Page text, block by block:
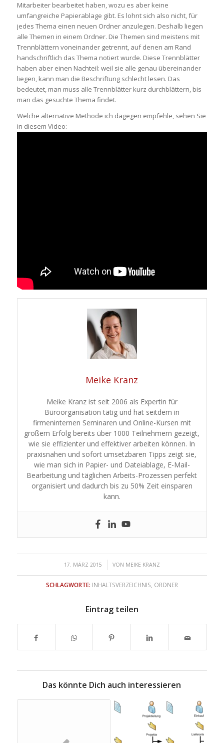
Mitarbeiter bearbeitet haben, wozu es aber keine
umfangreiche Papierablage gibt. Es lohnt sich also nicht, für
jedes Thema einen neuen Ordner anzulegen. Deshalb liegen
alle Themen in einem Ordner. Die Themen sind meistens mit
Trennblättern voneinander getrennt, auf denen am Rand
handschriftlich das Thema notiert wurde. Diese Trennblätter
haben aber einen Nachteil: weil sie alle genau übereinander
liegen, kann man die Beschriftung schlecht lesen. Das
bedeutet, man muss alle Trennblätter kurz durchblättern, bis
man das gesuchte Thema findet.
Welche alternative Methode ich dagegen empfehle, sehen Sie
in diesem Video:
Meike Kranz
Meike Kranz ist seit 2006 als Expertin für
Büroorganisation tätig und hat seitdem in
firmeninternen Seminaren und Online-Kursen mit
großem Erfolg bereits über 1000 Teilnehmern gezeigt,
wie sie effizienter und effektiver arbeiten können. In
praxisnahen und sofort umsetzbaren Tipps zeigt sie,
wie man sich in Papier- und Dateiablage, E-Mail-
Bearbeitung und täglichen Arbeits-Prozessen perfekt
organisiert und dadurch bis zu 50% Zeit einsparen
kann.
17. MÄRZ 2015
/ VON MEIKE KRANZ
SCHLAGWORTE: INHALTSVERZEICHNIS, ORDNER
Eintrag teilen
Das könnte Dich auch interessieren